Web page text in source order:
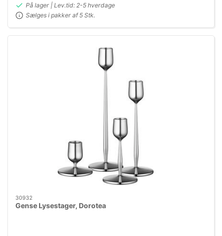
På lager | Lev.tid: 2-5 hverdage
Sælges i pakker af 5 Stk.
30932
Gense Lysestager, Dorotea